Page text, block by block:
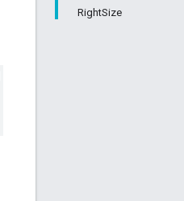
RightSize